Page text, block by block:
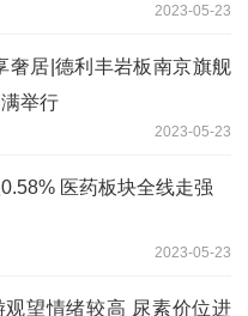
2023-05-23
奢居|德利丰岩板南京旗舰
举行
2023-05-23
医药板块全线走强
2023-05-23
观望情绪较高 尿素价位进